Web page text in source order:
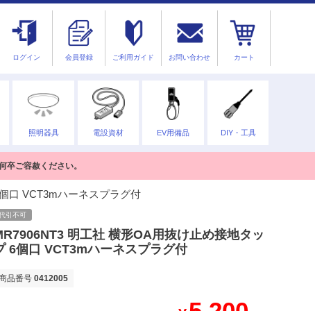
ログイン 会員登録 ご利用ガイド お問い合わせ カート
照明器具 電設資材 EV用備品 DIY・工具
ご容赦ください。
口 VCT3mハーネスプラグ付
引不可
明工社 横形OA用抜け止め接地タッ
6個口 VCT3mハーネスプラグ付
品番号 0412005